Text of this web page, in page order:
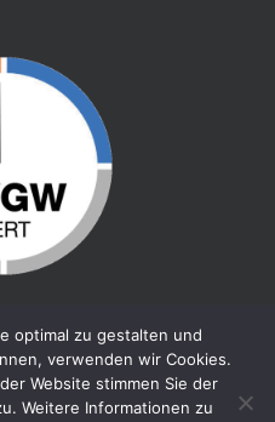
optimal zu gestalten und
verwenden wir Cookies.
Website stimmen Sie der
Weitere Informationen zu